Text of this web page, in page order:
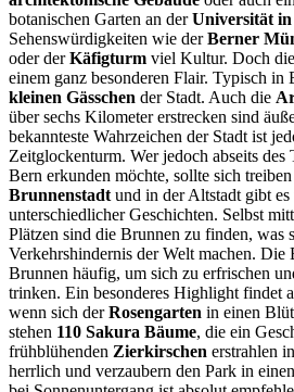
botanischen Garten an derUniversität
Sehenswürdigkeiten wie derBerner
oder derKäfigturm viel Kultur. Doch
einem ganz besonderen Flair. Typisch in
kleinen Gässchen der Stadt. Auch die
über sechs Kilometer erstrecken sind
bekannteste Wahrzeichen der Stadt ist
Zeitglockenturm. Wer jedoch abseits des
Bern erkunden möchte, sollte sich
Brunnenstadt und in der Altstadt gibt
unterschiedlicher Geschichten. Selbst
Plätzen sind die Brunnen zu finden, was
Verkehrshindernis der Welt machen. Die
Brunnen häufig, um sich zu erfrischen
trinken. Ein besonderes Highlight findet
wenn sich derRosengarten in einen
stehen 110 Sakura Bäume, die ein
frühblühenden Zierkirschen erstrahlen
herrlich und verzaubern den Park in